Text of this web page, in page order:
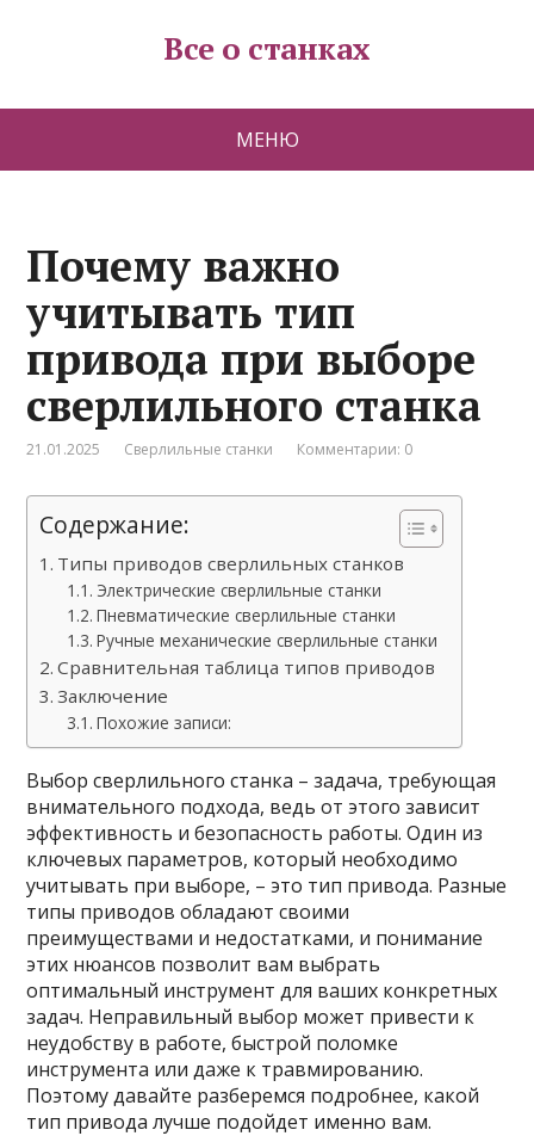
Все о станках
МЕНЮ
Почему важно
учитывать тип
привода при выборе
сверлильного станка
21.01.2025 Сверлильные станки Комментарии: 0
Содержание:
Типы приводов сверлильных станков
Электрические сверлильные станки
Пневматические сверлильные станки
Ручные механические сверлильные станки
Сравнительная таблица типов приводов
Заключение
Похожие записи:
Выбор сверлильного станка – задача, требующая
внимательного подхода, ведь от этого зависит
эффективность и безопасность работы. Один из
ключевых параметров, который необходимо
учитывать при выборе, – это тип привода. Разные
типы приводов обладают своими
преимуществами и недостатками, и понимание
этих нюансов позволит вам выбрать
оптимальный инструмент для ваших конкретных
задач. Неправильный выбор может привести к
неудобству в работе, быстрой поломке
инструмента или даже к травмированию.
Поэтому давайте разберемся подробнее, какой
тип привода лучше подойдет именно вам.